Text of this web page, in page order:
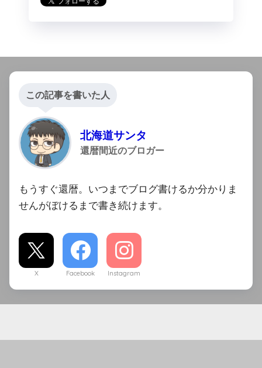
この記事を書いた人
北海道サンタ
還暦間近のブロガー
もうすぐ還暦。いつまでブログ書けるか分かりま
せんがぼけるまで書き続けます。
X Facebook Instagram